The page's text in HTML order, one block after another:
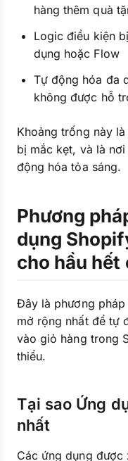
hàng thêm quà
Logic điều kiện
dụng hoặc Flow
Tự động hóa đa
không được hỗ
Khoảng trống này
bị mắc kẹt, và là
động hóa tỏa sáng.
Phương
dụng
cho hầu hết
Đây là phương
mở rộng nhất để tự
vào giỏ hàng trong
thiểu.
Tại sao Ứng
nhất
Các ứng dụng